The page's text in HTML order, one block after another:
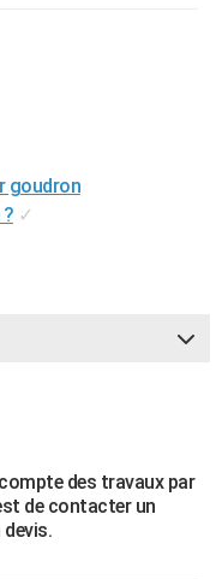
goudron
✓
des travaux par
de contacter un